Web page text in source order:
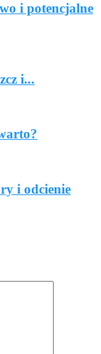
i potencjalne
i...
i odcienie